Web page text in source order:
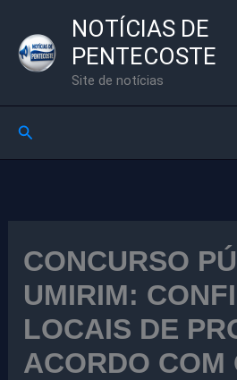
para
NOTÍCIAS DE
PENTECOSTE
Site de notícias
Pesquisar
CONCURSO
UMIRIM:
LOCAIS DE
ACORDO COM